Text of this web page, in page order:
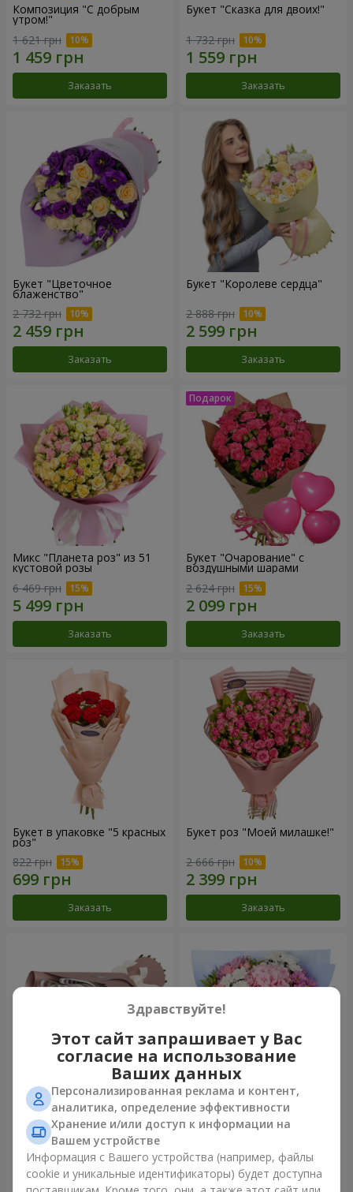
Композиция "С добрым
утром!"
1 621 грн
Заказать
Букет "Сказка для двоих!"
1 732 грн
Заказать
Букет "Цветочное
блаженство"
2 732 грн
Заказать
Букет "Королеве сердца"
2 888 грн
Заказать
Микс "Планета роз" из 51
кустовой розы
6 469 грн
Заказать
Букет "Очарование" с
воздушными шарами
2 624 грн
Заказать
Букет в упаковке "5 красных
роз"
822 грн
Заказать
Букет роз "Моей милашке!"
2 666 грн
Заказать
Букет "7 розовых роз!"
1 124 грн
Заказать
Романтический букет
"Небеса"
Заказать
Здравствуйте!
Этот сайт запрашивает у Вас
согласие на использование
Ваших данных
Персонализированная реклама и контент,
аналитика, определение эффективности
Хранение и/или доступ к информации на
Вашем устройстве
Информация с Вашего устройства (например, файлы
cookie и уникальные идентификаторы) будет доступна